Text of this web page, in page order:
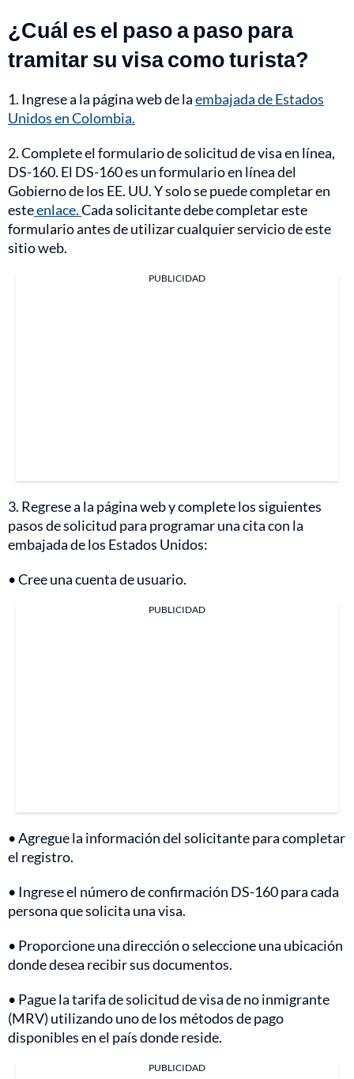
¿Cuál es el paso a paso para
tramitar su visa como turista?
1. Ingrese a la página web de laembajada de Estados
Unidos en Colombia.
2. Complete el formulario de solicitud de visa en línea,
DS-160. El DS-160 es un formulario en línea del
Gobierno de los EE. UU. Y solo se puede completar en
esteenlace.Cada solicitante debe completar este
formulario antes de utilizar cualquier servicio de este
sitio web.
PUBLICIDAD
3. Regrese a la página web y complete los siguientes
pasos de solicitud para programar una cita con la
embajada de los Estados Unidos:
• Cree una cuenta de usuario.
PUBLICIDAD
• Agregue la información del solicitante para completar
el registro.
• Ingrese el número de confirmación DS-160 para cada
persona que solicita una visa.
• Proporcione una dirección o seleccione una ubicación
donde desea recibir sus documentos.
• Pague la tarifa de solicitud de visa de no inmigrante
(MRV) utilizando uno de los métodos de pago
disponibles en el país donde reside.
PUBLICIDAD